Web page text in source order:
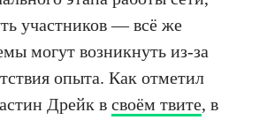
участников — всё же
могут возникнуть из-за
опыта. Как отметил
Дрейк в своём твите, в